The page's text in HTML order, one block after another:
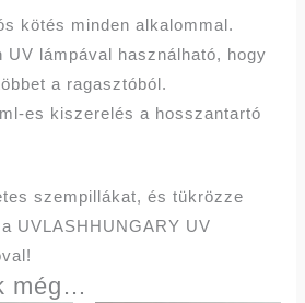
kötés minden alkalommal.
UV lámpával használható, hogy
a ragasztóból.
es kiszerelés a hosszantartó
szempillákat, és tükrözze
UVLASHHUNGARY UV
még…